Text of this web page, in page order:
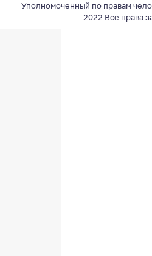
Уполномоченный по правам
2022 Все права